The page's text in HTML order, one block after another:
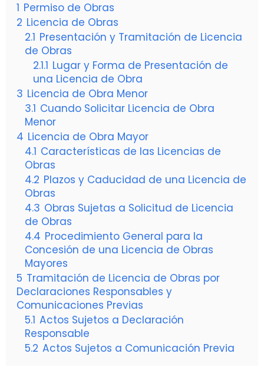
1 Permiso de Obras
2 Licencia de Obras
2.1 Presentación y Tramitación de Licencia
de Obras
2.1.1 Lugar y Forma de Presentación de
una Licencia de Obra
3 Licencia de Obra Menor
3.1 Cuando Solicitar Licencia de Obra
Menor
4 Licencia de Obra Mayor
4.1 Características de las Licencias de
Obras
4.2 Plazos y Caducidad de una Licencia de
Obras
4.3 Obras Sujetas a Solicitud de Licencia
de Obras
4.4 Procedimiento General para la
Concesión de una Licencia de Obras
Mayores
5 Tramitación de Licencia de Obras por
Declaraciones Responsables y
Comunicaciones Previas
5.1 Actos Sujetos a Declaración
Responsable
5.2 Actos Sujetos a Comunicación Previa